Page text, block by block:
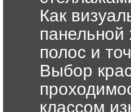
Как
полос и
Выбор
классом